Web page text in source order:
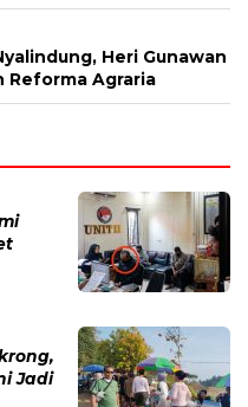
Heri Gunawan
Reforma Agraria
Jadi